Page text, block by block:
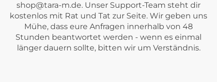
shop@tara-m.de. Unser Support-Team steht dir
kostenlos mit Rat und Tat zur Seite. Wir geben uns
Mühe, dass eure Anfragen innerhalb von 48
Stunden beantwortet werden - wenn es einmal
länger dauern sollte, bitten wir um Verständnis.